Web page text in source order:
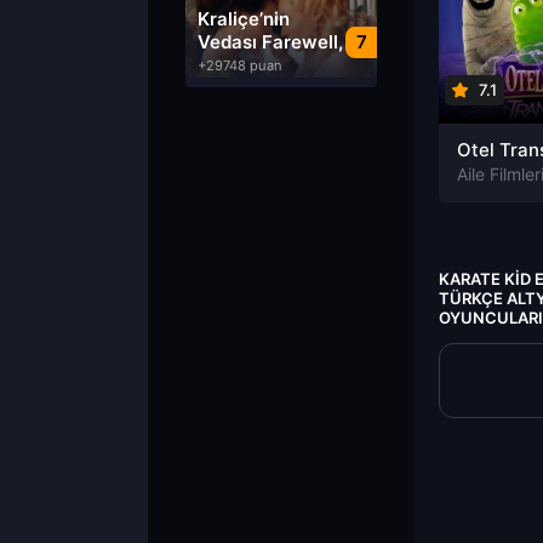
Dublaj izle
7
Kraliçe’nin
Vedası Farewell,
My Queen izle
+29748 puan
7.1
Aile Filmleri
KARATE KID
TÜRKÇE
OYUNCULARI